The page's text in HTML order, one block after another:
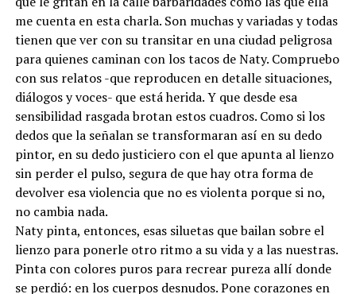
me cuenta en esta charla. Son muchas y variadas y todas
tienen que ver con su transitar en una ciudad peligrosa
para quienes caminan con los tacos de Naty. Compruebo
con sus relatos -que reproducen en detalle situaciones,
diálogos y voces- que está herida. Y que desde esa
sensibilidad rasgada brotan estos cuadros. Como si los
dedos que la señalan se transformaran así en su dedo
pintor, en su dedo justiciero con el que apunta al lienzo
sin perder el pulso, segura de que hay otra forma de
devolver esa violencia que no es violenta porque si no,
no cambia nada.
Naty pinta, entonces, esas siluetas que bailan sobre el
lienzo para ponerle otro ritmo a su vida y a las nuestras.
Pinta con colores puros para recrear pureza allí donde
se perdió: en los cuerpos desnudos. Pone corazones en